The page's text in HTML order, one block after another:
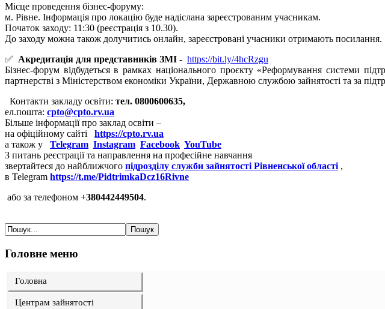
Місце проведення бізнес-форуму:
м. Рівне. Інформація про локацію буде надіслана зареєстрованим учасникам.
Початок заходу: 11:30 (реєстрація з 10.30).
До заходу можна також долучитись онлайн, зареєстровані учасники отримають посилання.
✅ Акредитація для представників ЗМІ - https://bit.ly/4hcRzgu
Бізнес-форум відбудеться в рамках національного проєкту «Реформування системи
партнерстві з Міністерством економіки України, Державною службою зайнятості та за
Контакти закладу освіти: тел. 0800600635,
ел.пошта: cpto@cpto.rv.ua
Більше інформації про заклад освіти –
на офіційному сайті
https://cpto.rv.ua
а також у Telegram Instagram Facebook YouTube
З питань реєстрації та направлення на професійне навчання
звертайтеся до найближчого підрозділу служби зайнятості Рівненської області ,
в Telegram https://t.me/PidtrimkaDcz16Rivne
aбо за телефоном +380442449504.
Головне меню
Головна
Центрам зайнятості